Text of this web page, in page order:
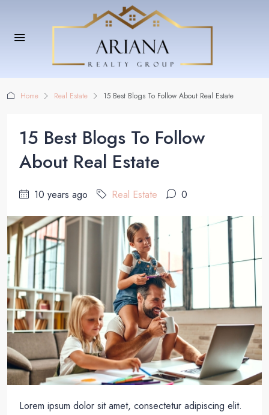
Home Real Estate 15 Best Blogs To Follow About Real Estate
15 Best Blogs To Follow
About Real Estate
10 years ago Real Estate 0
Lorem ipsum dolor sit amet, consectetur adipiscing elit.